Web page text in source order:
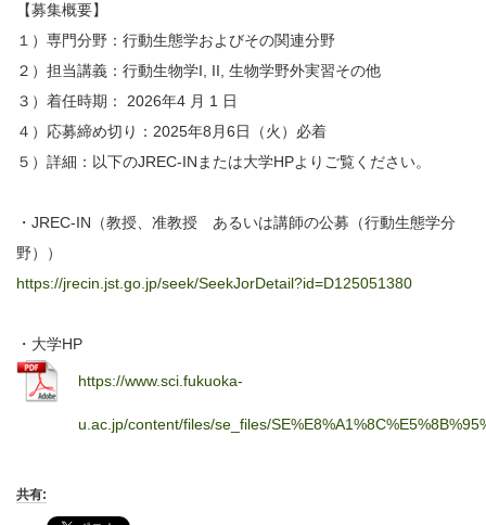
【募集概要】
１）専門分野：行動生態学およびその関連分野
２）担当講義：行動生物学I, II, 生物学野外実習その他
３）着任時期： 2026年4 月 1 日
４）応募締め切り：2025年8月6日（火）必着
５）詳細：以下のJREC-INまたは大学HPよりご覧ください。
・JREC-IN（教授、准教授 あるいは講師の公募（行動生態学分
野））
https://jrecin.jst.go.jp/seek/SeekJorDetail?id=D125051380
・大学HP
https://www.sci.fukuoka-
u.ac.jp/content/files/se_files/
共有: